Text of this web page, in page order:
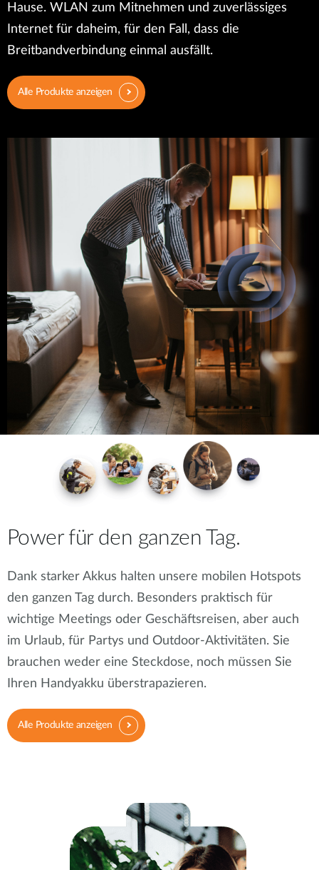
Hause. WLAN zum Mitnehmen und zuverlässiges
Internet für daheim, für den Fall, dass die
Breitbandverbindung einmal ausfällt.
Alle Produkte anzeigen
Power für den ganzen Tag.
Dank starker Akkus halten unsere mobilen Hotspots
den ganzen Tag durch. Besonders praktisch für
wichtige Meetings oder Geschäftsreisen, aber auch
im Urlaub, für Partys und Outdoor-Aktivitäten. Sie
brauchen weder eine Steckdose, noch müssen Sie
Ihren Handyakku überstrapazieren.
Alle Produkte anzeigen